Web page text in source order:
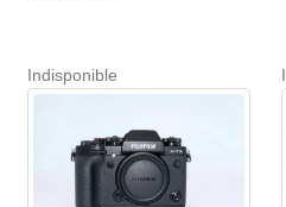
Indisponible